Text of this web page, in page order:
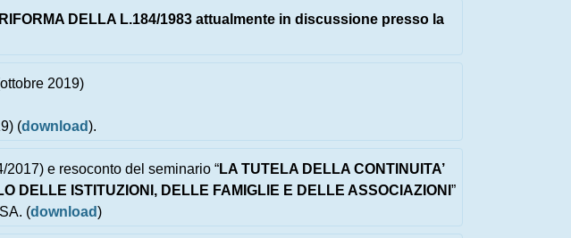
DELLA L.184/1983 attualmente in discussione presso la
2019)
(download).
2017) e resoconto del seminario “LA TUTELA DELLA CONTINUITA’
DELLE ISTITUZIONI, DELLE FAMIGLIE E DELLE ASSOCIAZIONI ”
(download)